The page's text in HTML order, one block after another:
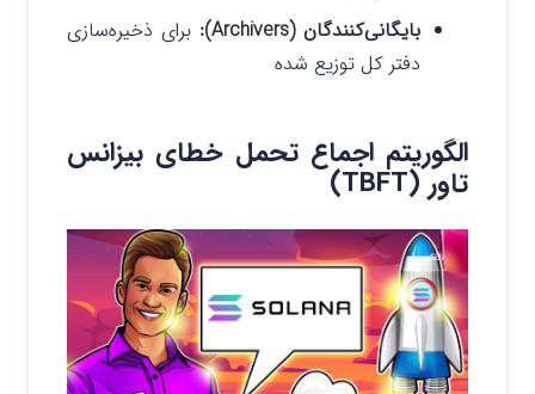
بایگانی‌کنندگان (Archivers):
برای ذخیره‌سازی
دفتر کل توزیع شده
الگوریتم اجماع تحمل خطای بیزانس
تاور (TBFT)